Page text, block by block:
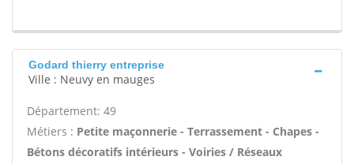
Godard thierry entreprise
Ville : Neuvy en mauges
Département: 49
Métiers : Petite maçonnerie - Terrassement - Chapes -
Bétons décoratifs intérieurs - Voiries / Réseaux